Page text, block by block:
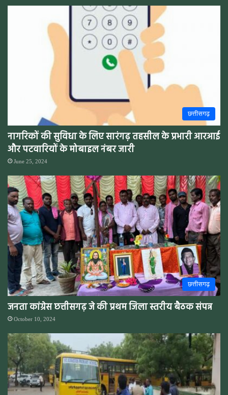
छत्तीसगढ़
नागरिकों की सुविधा के लिए सारंगढ़ तहसील के प्रभारी आरआई
और पटवारियों के मोबाइल नंबर जारी
June 25, 2024
छत्तीसगढ़
जनता कांग्रेस छत्तीसगढ़ जे की प्रथम जिला स्तरीय बैठक संपन्न
October 10, 2024